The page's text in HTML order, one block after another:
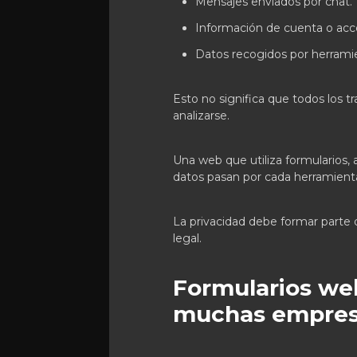
Información de cuenta o
Datos recogidos por
Esto no significa que todos los
analizarse.
Una web que utiliza
datos pasan por cada
La privacidad debe formar
legal.
Formularios
muchas